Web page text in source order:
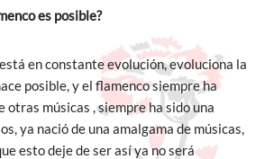
es posible?
en constante evolución, evoluciona la
posible, y el flamenco siempre ha
otras músicas , siempre ha sido una
ya nació de una amalgama de músicas,
esto deje de ser así ya no será